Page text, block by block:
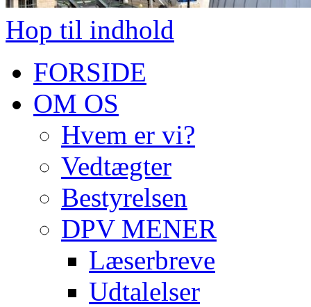
Hop til indhold
FORSIDE
OM OS
Hvem er vi?
Vedtægter
Bestyrelsen
DPV MENER
Læserbreve
Udtalelser